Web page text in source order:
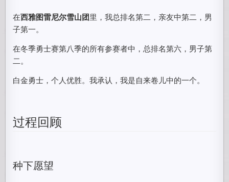
在西雅图雷尼尔雪山团里，我总排名第二，亲友中第二，男
子第一。
在冬季勇士赛第八季的所有参赛者中，总排名第六，男子第
二。
白金勇士，个人优胜。我承认，我是自来卷儿中的一个。
过程回顾
种下愿望